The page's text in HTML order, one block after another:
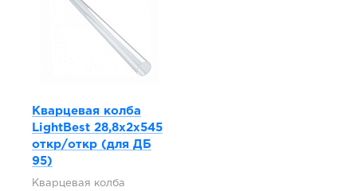
Кварцевая колба
LightBest 28,8x2x545
откр/откр (для ДБ
95)
Кварцевая колба